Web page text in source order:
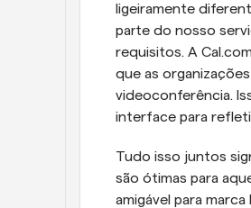
ligeiramente
parte do nosso
requisitos. A
que as
videoconferência.
interface para
Tudo isso juntos
são ótimas para
amigável para